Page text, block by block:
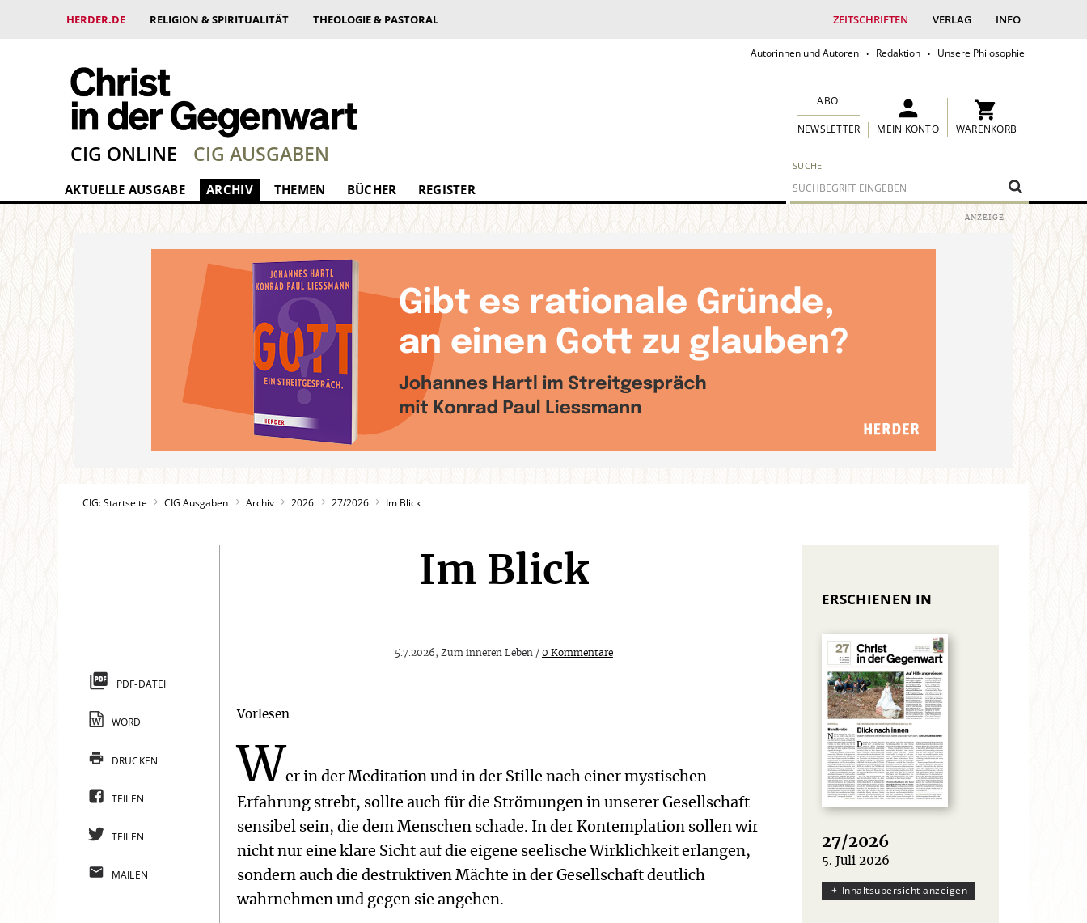
HERDER.DE RELIGION & SPIRITUALITÄT THEOLOGIE & PASTORAL ZEITSCHRIFTEN VERLAG INFO
Autorinnen und Autoren Redaktion Unsere Philosophie
SUCHE
ABO
NEWSLETTER MEIN KONTO WARENKORB
CIG ONLINE CIG AUSGABEN
AKTUELLE AUSGABE ARCHIV THEMEN BÜCHER REGISTER
CIG: Startseite CIG Ausgaben Archiv 2026 27/2026 Im Blick
Im Blick
5.7.2026, Zum inneren Leben / 0 Kommentare
Vorlesen
Wer in der Meditation und in der Stille nach einer mystischen
Erfahrung strebt, sollte auch für die Strömungen in unserer Gesellschaft
sensibel sein, die dem Menschen schade. In der Kontemplation sollen wir
nicht nur eine klare Sicht auf die eigene seelische Wirklichkeit erlangen,
sondern auch die destruktiven Mächte in der Gesellschaft deutlich
wahrnehmen und gegen sie angehen.
PDF-DATEI
WORD
DRUCKEN
TEILEN
TEILEN
MAILEN
ERSCHIENEN IN
27/2026
:
5. Juli 2026
Inhaltsübersicht anzeigen